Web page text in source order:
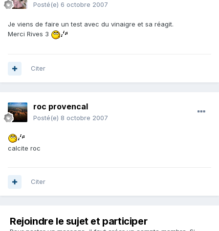
Posté(e) 6 octobre 2007
Je viens de faire un test avec du vinaigre et sa réagit.
Merci Rives 3
Citer
roc provencal
Posté(e) 8 octobre 2007
calcite roc
Citer
Rejoindre le sujet et participer